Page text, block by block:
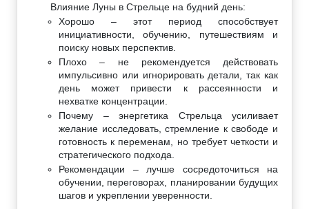
Влияние Луны в Стрельце на будний день:
Хорошо – этот период способствует
инициативности, обучению, путешествиям и
поиску новых перспектив.
Плохо – не рекомендуется действовать
импульсивно или игнорировать детали, так как
день может привести к рассеянности и
нехватке концентрации.
Почему – энергетика Стрельца усиливает
желание исследовать, стремление к свободе и
готовность к переменам, но требует четкости и
стратегического подхода.
Рекомендации – лучше сосредоточиться на
обучении, переговорах, планировании будущих
шагов и укреплении уверенности.